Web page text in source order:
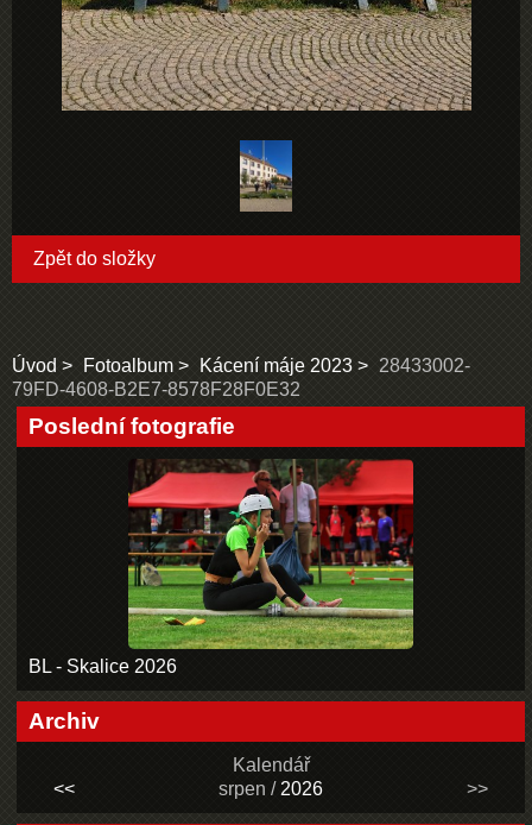
Zpět do složky
Úvod Fotoalbum Kácení máje 2023
28433002-
79FD-4608-B2E7-8578F28F0E32
Poslední fotografie
BL - Skalice 2026
Archiv
Kalendář
<<
srpen / 2026 >>